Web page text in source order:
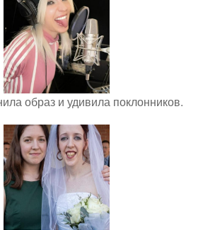
образ и удивила поклонников.